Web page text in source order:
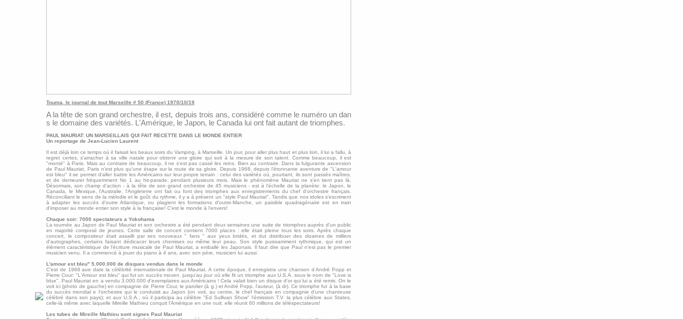
Touma, le journal de tout Marseille # 50 (France) 1970/10/19
A la tête de son grand orchestre, il est, depuis trois ans, considéré comme le numéro un dan
s le domaine des variétés. L'Amérique, le Japon, le Canada lui ont fait autant de triomphes.
PAUL MAURIAT: UN MARSEILLAIS QUI FAIT RECETTE DANS LE MONDE ENTIER
Un reportage de Jean-Lucien Laurent
Il est déjà loin ce temps où il faisait les beaux soirs du Vamping, à Marseille. Un jour, pour aller plus haut et plus loin, il lui a fallu, à
regret certes, s'arracher à sa ville natale pour obtenir une gloire qui soit à la mesure de son talent. Comme beaucoup, il est
"monté" à Paris. Mais au contraire de beaucoup, il ne s'est pas cassé les reins. Bien au contraire. Dans la fulgurante ascension
de Paul Mauriat, Paris n'est plus qu'une étape sur la route de sa gloire. Depuis 1968, depuis l'étonnante aventure de "L'amour
est bleu" il se permet d'aller battre les Américains sur leur propre terrain : celui des variétés où, pourtant, ils sont passés maîtres,
et de demeurer fréquemment No 1 au hit-parade, pendant plusieurs mois. Mais le phénomène Mauriat ne s'en tient pas là.
Désormais, son champ d'action - à la tête de son grand orchestre de 45 musiciens - est à l'échelle de la planète: le Japon, le
Canada, le Mexique, l'Australie. l'Angleterre ont fait ou font des triomphes aux enregistrements du chef d'orchestre français.
Réconciliant le sens de la mélodie et le goût du rythme, il y a à présent un "style Paul Mauriat". Tandis que nos idoles s'escriment
à adapter les succès d'outre Atlantique, ou plagient les formations d'outre-Manche, un paisible quadragénaire est en train
d'imposer au monde entier son style à la française! C'est le monde à l'envers!
Chaque soir: 7000 spectateurs a Yokohama
La tournée au Japon de Paul Mauriat et son orchestre a été pendant deux semaines une suite de triomphes auprès d'un public
en majorité composé de jeunes. Cette salle de concert contient 7000 places : elle était pleine tous les soirs. Après chaque
concert, le compositeur était assailli par ses nouveaux " fans " aux yeux bridés, et dut distribuer des dizaines de milliers
d'autographes, certains faisant dédicacer leurs chemises ou même leur peau. Son style puissamment rythmique, qui est un
élément caractéristique de l'écriture musicale de Paul Mauriat, a emballé les Japonais. Il faut dire que Paul n'est pas le premier
musicien venu. Il a commencé à jouer du piano à 4 ans, avec son père, musicien lui aussi.
L'amour est bleu" 5.000.000 de disques vendus dans le monde
C'est de 1968 aue date la célébrité internationale de Paul Mauriat. A cette époque, il enregistra une chanson d André Popp et
Pierre Cour: "L'Amour est bleu" qui fut un succès moven. jusqu'au jour où elle fit un triomphe aux U.S.A. sous le nom de "Love is
blue". Paul Mauriat en a vendu 3.000.000 d'exemplaires aux Américains ! Cela valait bien un disque d'or qui lui a été remis. On le
voit ici (photo de gauche) en compagnie de Pierre Cour, le parolier (à g.) et André Popp, l'auteur, (à dr). Ce triomphe fut à la base
du succès mondial e l'orchestre qui le conduisit au Japon (on voit, au centre, le chef français en compagnie d'une chanteuse
célébré dans son pays); et aux U.S.A., où il participa au célèbre "Ed Sullivan Show" l'émission T.V. la plus célèbre aux States,
celle-là même avec laquelle Mireille Mathieu conquit l'Amérique en une nuit: elle réunit 60 millions de téléspectateurs!
Les tubes de Mireille Mathieu sont signes Paul Mauriat